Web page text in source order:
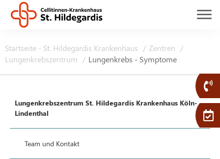
Startseite - St. Hildegardis Krankenhaus
Zentren
Lungenkrebszentrum
Lungenkrebs - Symptome
Lungenkrebszentrum St. Hildegardis Krankenhaus Köln-
Lindenthal
Team und Kontakt